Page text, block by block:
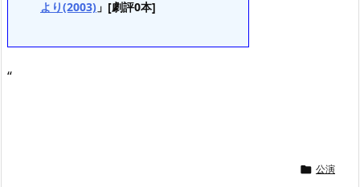
より(2003) 」[劇評0本]
“
 公演